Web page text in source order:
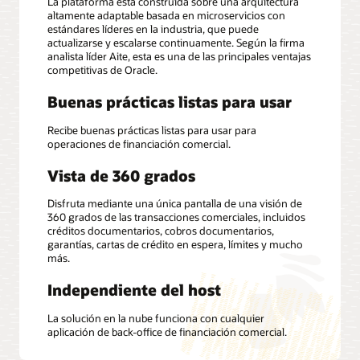
altamente adaptable basada en microservicios con
estándares líderes en la industria, que puede
actualizarse y escalarse continuamente. Según la firma
analista líder Aite, esta es una de las principales ventajas
competitivas de Oracle.
Buenas prácticas listas para usar
Recibe buenas prácticas listas para usar para
operaciones de financiación comercial.
Vista de 360 grados
Disfruta mediante una única pantalla de una visión de
360 grados de las transacciones comerciales, incluidos
créditos documentarios, cobros documentarios,
garantías, cartas de crédito en espera, límites y mucho
más.
Independiente del host
La solución en la nube funciona con cualquier
aplicación de back-office de financiación comercial.